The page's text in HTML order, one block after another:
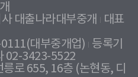
대출나라대부중개
대표
대부중개업) 등록기
02-3423-5522
로 655, 16층 (논현동, 디